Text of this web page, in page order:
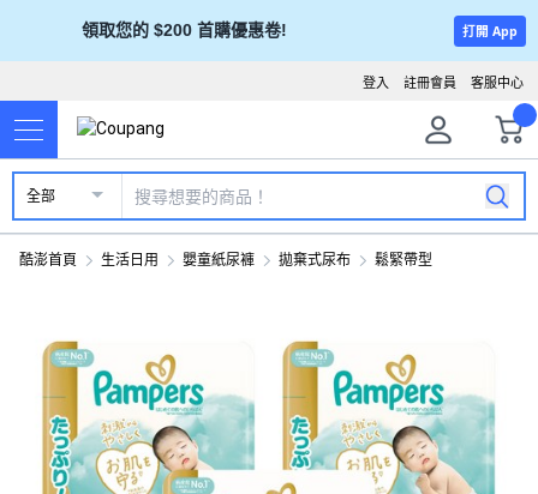
領取您的 $200 首購優惠卷! 打開 App
客服中心
註冊會員
登入
全部
酷澎首頁 生活日用 嬰童紙尿褲 拋棄式尿布 鬆緊帶型